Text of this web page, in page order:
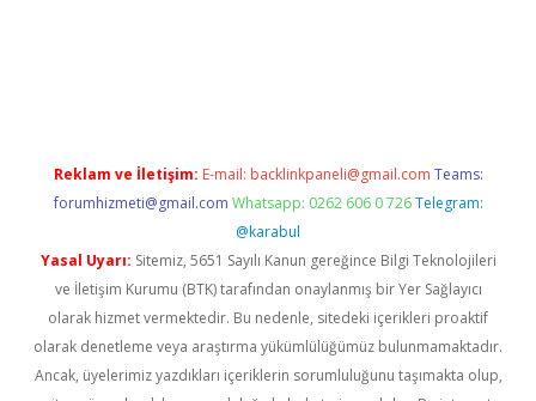
Reklam ve İletişim: E-mail: backlinkpaneli@gmail.com Teams:
forumhizmeti@gmail.com Whatsapp: 0262 606 0 726 Telegram:
@karabul
Yasal Uyarı: Sitemiz, 5651 Sayılı Kanun gereğince Bilgi Teknolojileri
ve İletişim Kurumu (BTK) tarafından onaylanmış bir Yer Sağlayıcı
olarak hizmet vermektedir. Bu nedenle, sitedeki içerikleri proaktif
olarak denetleme veya araştırma yükümlülüğümüz bulunmamaktadır.
Ancak, üyelerimiz yazdıkları içeriklerin sorumluluğunu taşımakta olup,